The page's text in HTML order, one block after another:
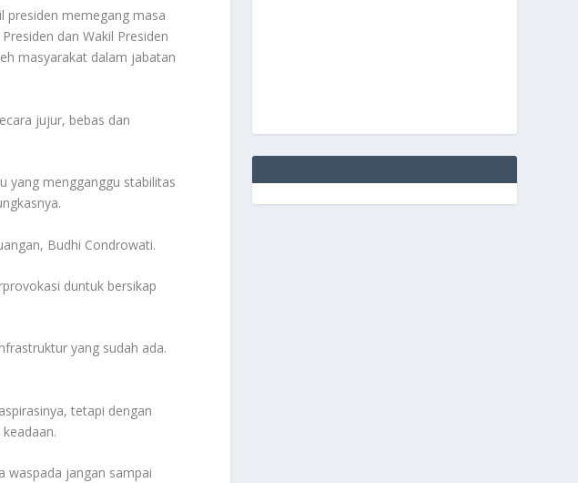
presiden memegang masa
dan Wakil Presiden
masyarakat dalam jabatan
jujur, bebas dan
yang mengganggu stabilitas
Budhi Condrowati.
duntuk bersikap
yang sudah ada.
tetapi dengan
waspada jangan sampai